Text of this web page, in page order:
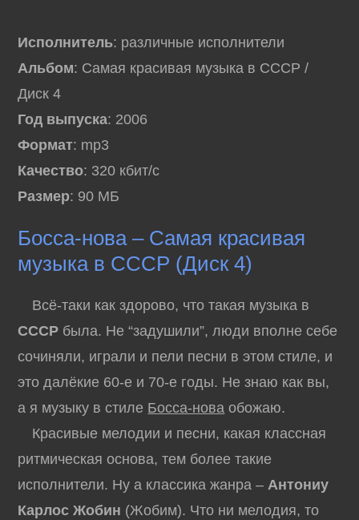
Исполнитель: различные исполнители
Альбом: Самая красивая музыка в СССР /
Диск 4
Год выпуска: 2006
Формат: mp3
Качество: 320 кбит/с
Размер: 90 МБ
Босса-нова – Самая красивая
музыка в СССР (Диск 4)
Всё-таки как здорово, что такая музыка в
СССР была. Не “задушили”, люди вполне себе
сочиняли, играли и пели песни в этом стиле, и
это далёкие 60-е и 70-е годы. Не знаю как вы,
а я музыку в стиле Босса-нова обожаю.
Красивые мелодии и песни, какая классная
ритмическая основа, тем более такие
исполнители. Ну а классика жанра –Антониу
Карлос Жобин (Жобим). Что ни мелодия, то